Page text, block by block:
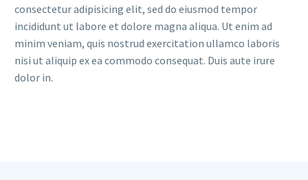
consectetur adipisicing elit, sed do eiusmod tempor
incididunt ut labore et dolore magna aliqua. Ut enim ad
minim veniam, quis nostrud exercitation ullamco laboris
nisi ut aliquip ex ea commodo consequat. Duis aute irure
dolor in.